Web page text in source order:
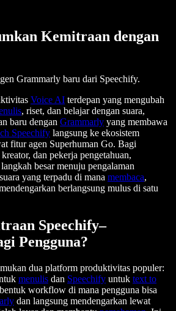
Kemitraan dengan
Grammarly baru dari Speechify.
Voice AI terdepan yang mengubah
, riset, dan belajar dengan suara,
baru dengan Grammarly yang membawa
Speechify langsung ke ekosistem
fitur agen Superhuman Go. Bagi
dan pekerja pengetahuan,
besar menuju pengalaman
yang terpadu di mana membaca,
berlangsung mulus di satu
Speechify–
Pengguna?
dua platform produktivitas populer:
menulis dan Speechify untuk text to
workflow di mana pengguna bisa
dan langsung mendengarkan lewat